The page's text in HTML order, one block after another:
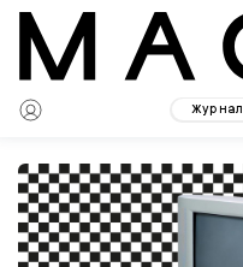
Журнал